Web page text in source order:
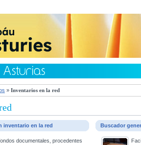
» Inventarios en la red
inventario en la red
documentales, procedentes
Buscador